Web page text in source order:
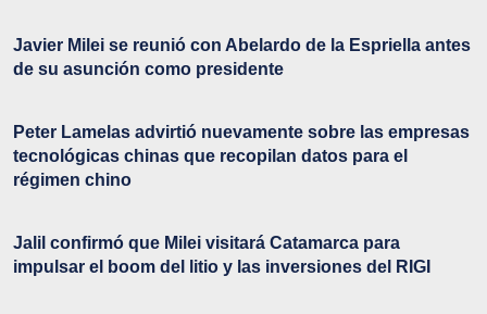
Javier Milei se reunió con Abelardo de la Espriella antes
de su asunción como presidente
Peter Lamelas advirtió nuevamente sobre las empresas
tecnológicas chinas que recopilan datos para el
régimen chino
Jalil confirmó que Milei visitará Catamarca para
impulsar el boom del litio y las inversiones del RIGI